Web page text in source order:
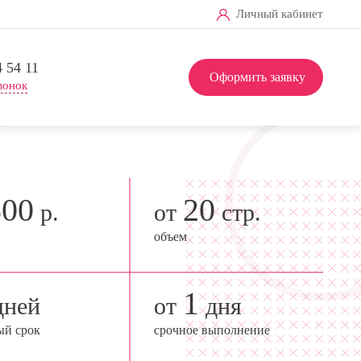
Личный кабинет
54 11
Оформить заявку
р. от 20стр.
объем
срок
от 1дня
срочное выполнение